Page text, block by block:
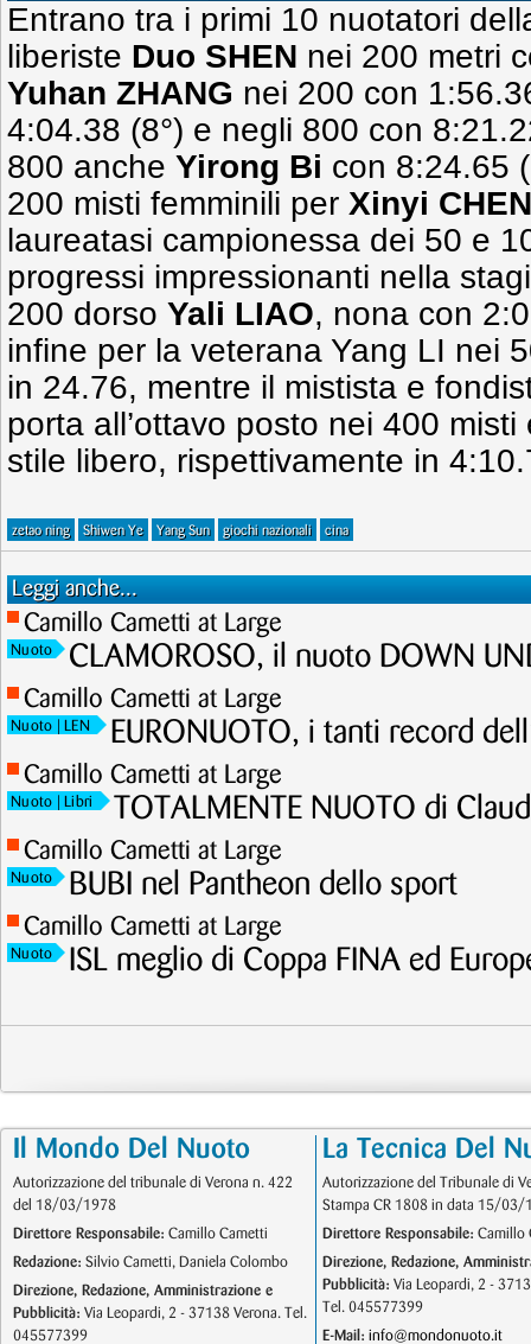
Entrano tra i primi 10 nuotatori
liberiste Duo SHEN nei 200 metri
Yuhan ZHANG nei 200 con
4:04.38 (8°) e negli 800 con
800 anche Yirong Bi con 8:24.65
200 misti femminili per Xinyi CHEN
laureatasi campionessa dei 50 e
progressi impressionanti nella
200 dorso Yali LIAO, nona con
infine per la veterana Yang LI nei
in 24.76, mentre il mistista e
porta all’ottavo posto nei 400
stile libero, rispettivamente in
zetao ning Shiwen Ye Yang Sun giochi nazionali cina
Leggi anche...
Camillo Cametti at Large
Nuoto CLAMOROSO, il nuoto DOWN
Camillo Cametti at Large
Nuoto | LEN EURONUOTO, i tanti record
Camillo Cametti at Large
Nuoto | Libri TOTALMENTE NUOTO di
Camillo Cametti at Large
Nuoto BUBI nel Pantheon dello sport
Camillo Cametti at Large
Nuoto ISL meglio di Coppa FINA ed
Il Mondo Del Nuoto
Autorizzazione del tribunale di Verona n. 422
del 18/03/1978
Direttore Responsabile: Camillo Cametti
Redazione: Silvio Cametti, Daniela Colombo
Direzione, Redazione, Amministrazione e
Pubblicità: Via Leopardi, 2 - 37138 Verona. Tel.
045577399
La Tecnica Del
Autorizzazione del Tribunale di
Stampa CR 1808 in data 15/03/
Direttore Responsabile: Camillo
Direzione, Redazione,
Pubblicità: Via Leopardi, 2 -
Tel. 045577399
E-Mail: info@mondonuoto.it